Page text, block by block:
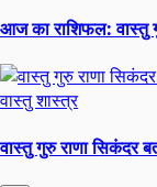
आज का राशिफल: वास्तु
वास्तु शास्त्र
वास्तु गुरु राणा सिकंदर